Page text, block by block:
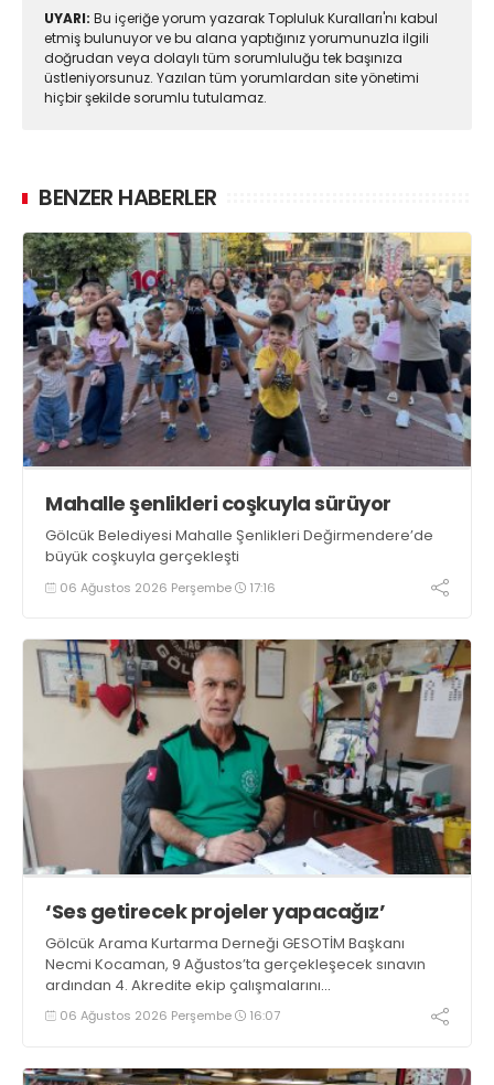
UYARI: Bu içeriğe yorum yazarak Topluluk Kuralları'nı kabul
etmiş bulunuyor ve bu alana yaptığınız yorumunuzla ilgili
doğrudan veya dolaylı tüm sorumluluğu tek başınıza
üstleniyorsunuz. Yazılan tüm yorumlardan site yönetimi
hiçbir şekilde sorumlu tutulamaz.
BENZER HABERLER
Mahalle şenlikleri coşkuyla sürüyor
Gölcük Belediyesi Mahalle Şenlikleri Değirmendere’de
büyük coşkuyla gerçekleşti
06 Ağustos 2026 Perşembe 17:16
‘Ses getirecek projeler yapacağız’
Gölcük Arama Kurtarma Derneği GESOTİM Başkanı
Necmi Kocaman, 9 Ağustos’ta gerçekleşecek sınavın
ardından 4. Akredite ekip çalışmalarını
tamamlayacaklarını ifade ederek açıklamalarda
bulundu. Kocaman, “Gölcük’te ve Kocaeli genelinde ses
06 Ağustos 2026 Perşembe 16:07